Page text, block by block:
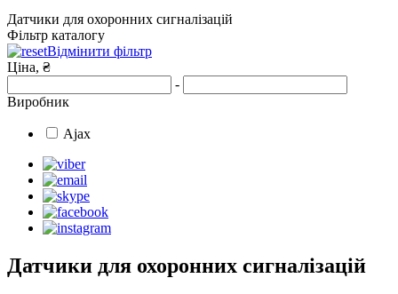
Датчики для охоронних сигналізацій
Фільтр каталогу
Відмінити фільтр
Ціна, ₴
-
Виробник
Ajax
Датчики для охоронних сигналізацій